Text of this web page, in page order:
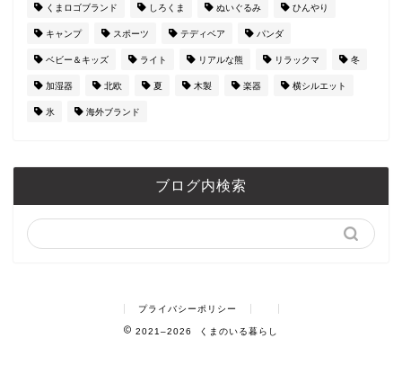
くまロゴブランド しろくま ぬいぐるみ ひんやり
キャンプ スポーツ テディベア パンダ
ベビー＆キッズ ライト リアルな熊 リラックマ 冬
加湿器 北欧 夏 木製 楽器 横シルエット
氷 海外ブランド
ブログ内検索
プライバシーポリシー
2021–2026 くまのいる暮らし